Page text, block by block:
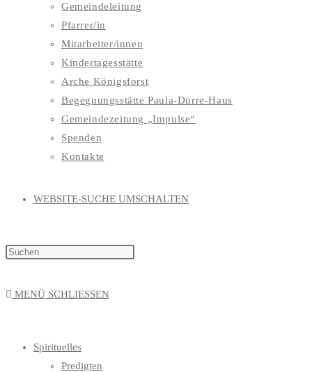
Gemeindeleitung
Pfarrer/in
Mitarbeiter/innen
Kindertagesstätte
Arche Königsforst
Begegnungsstätte Paula-Dürre-Haus
Gemeindezeitung „Impulse“
Spenden
Kontakte
WEBSITE-SUCHE UMSCHALTEN
MENÜ SCHLIESSEN
Spirituelles
Predigten